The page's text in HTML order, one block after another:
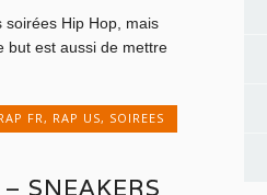
soirées Hip Hop, mais
but est aussi de mettre
FR, RAP US, SOIREES
SNEAKERS